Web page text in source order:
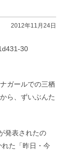
2012年11月24日
ガールでの三栖
ら、ずいぶんた
発表されたの
た「昨日・今